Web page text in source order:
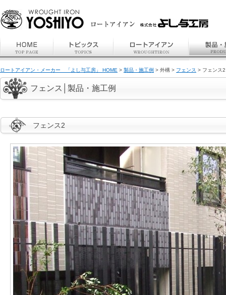
ロートアイアン・メーカー 「よし与工房」 HOME > 製品・施工例 > 外構 > フェンス > フェンス2
フェンス│製品・施工例
フェンス2